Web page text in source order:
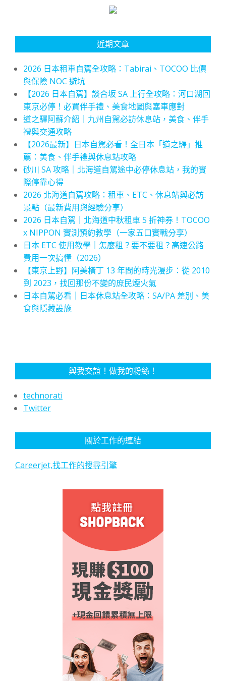
近期文章
2026 日本租車自駕全攻略：Tabirai、TOCOO 比價
與保險 NOC 避坑
【2026 日本自駕】談合坂 SA 上行全攻略：河口湖回
東京必停！必買伴手禮、美食地圖與塞車應對
道之驛阿蘇介紹｜九州自駕必訪休息站，美食、伴手
禮與交通攻略
【2026最新】日本自駕必看！全日本「道之驛」推
薦：美食、伴手禮與休息站攻略
砂川 SA 攻略｜北海道自駕途中必停休息站，我的實
際停靠心得
2026 北海道自駕攻略：租車、ETC、休息站與必訪
景點（最新費用與經驗分享）
2026 日本自駕｜北海道中秋租車 5 折神券！TOCOO
x NIPPON 實測預約教學（一家五口實戰分享）
日本 ETC 使用教學｜怎麼租？要不要租？高速公路
費用一次搞懂（2026）
【東京上野】阿美橫丁 13 年間的時光漫步：從 2010
到 2023，找回那份不變的庶民煙火氣
日本自駕必看｜日本休息站全攻略：SA/PA 差別、美
食與隱藏設施
與我交誼！做我的粉絲！
technorati
Twitter
關於工作的連結
Careerjet,找工作的搜尋引擎